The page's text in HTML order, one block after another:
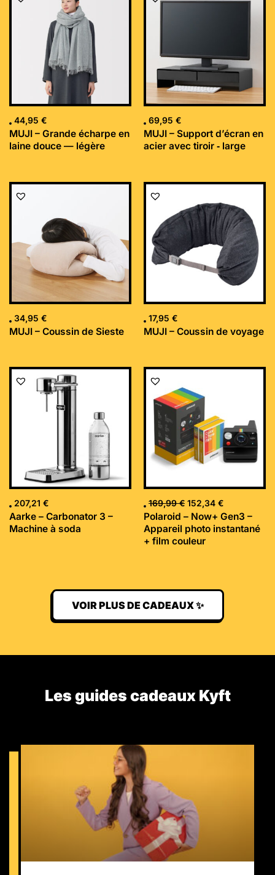
44,95 €
MUJI – Grande écharpe en
laine douce — légère
69,95 €
MUJI – Support d’écran en
acier avec tiroir ‐ large
34,95 €
MUJI – Coussin de Sieste
17,95 €
MUJI – Coussin de voyage
207,21 €
Aarke – Carbonator 3 –
Machine à soda
169,99€
Le
initial
était :
169,99 €.
152,34 €
Le
Polaroid – Now+ Gen3 –
Appareil photo instantané
+ film couleur
VOIR PLUS DE CADEAUX ✨
Les guides cadeaux Kyft​